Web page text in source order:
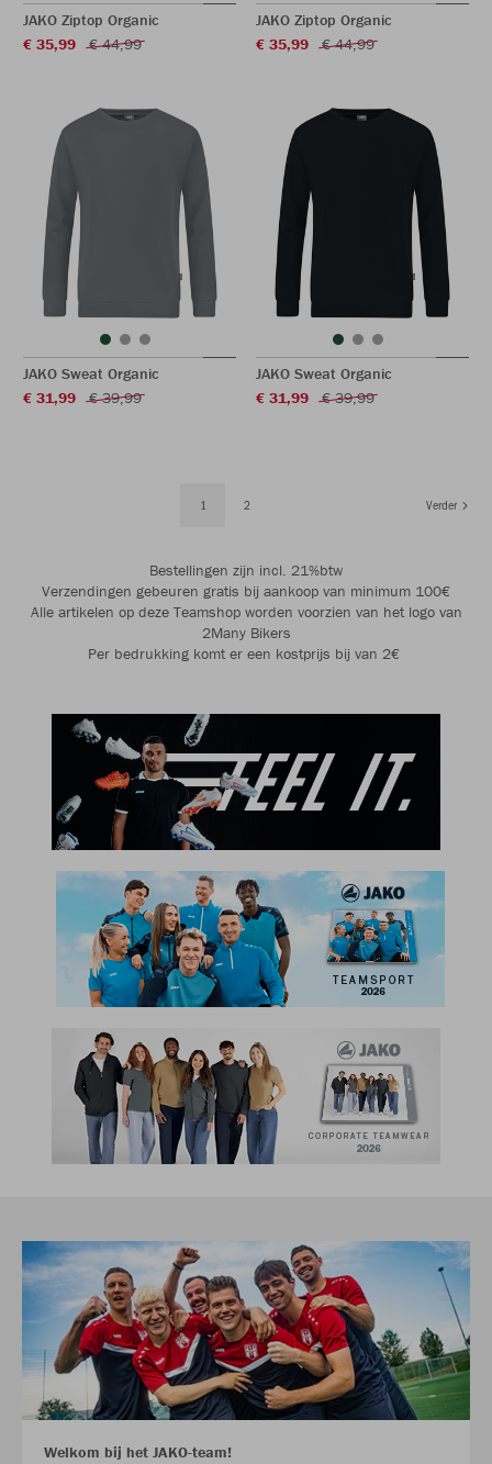
JAKO Ziptop Organic
€ 35,99
€ 44,99
JAKO Ziptop Organic
€ 35,99
€ 44,99
JAKO Sweat Organic
€ 31,99
€ 39,99
JAKO Sweat Organic
€ 31,99
€ 39,99
1 2 Verder
Bestellingen zijn incl. 21%btw
Verzendingen gebeuren gratis bij aankoop van minimum 100€
Alle artikelen op deze Teamshop worden voorzien van het logo van
2Many Bikers
Per bedrukking komt er een kostprijs bij van 2€
Welkom bij het JAKO-team!